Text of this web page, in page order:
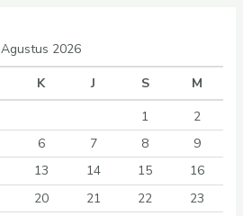
Agustus 2026
K J S
M
1
2
6 7 8
9
13 14 15
16
20 21 22
23